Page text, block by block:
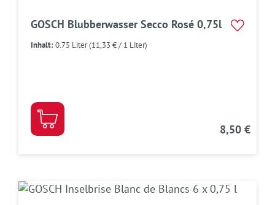
GOSCH Blubberwasser Secco Rosé 0,75l
Inhalt:0.75 Liter(11,33 € / 1 Liter)
8,50 €